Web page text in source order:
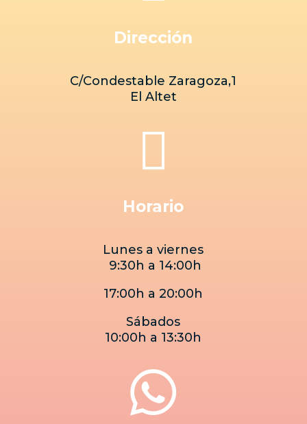
Dirección
C/Condestable Zaragoza,1
El Altet

Horario
Lunes a viernes
9:30h a 14:00h
17:00h a 20:00h
Sábados
10:00h a 13:30h
